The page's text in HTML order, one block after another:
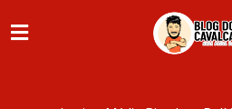
para